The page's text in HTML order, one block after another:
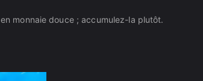
en monnaie douce ; accumulez-la plutôt.